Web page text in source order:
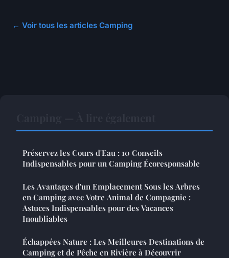
← Voir tous les articles Camping
Préservez les Cours d'Eau : 10 Conseils
Indispensables pour un Camping Écoresponsable
Les Avantages d'un Emplacement Sous les Arbres
en Camping avec Votre Animal de Compagnie :
Astuces Indispensables pour des Vacances
Inoubliables
Échappées Nature : Les Meilleures Destinations de
Camping et de Pêche en Rivière à Découvrir